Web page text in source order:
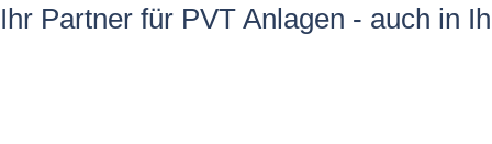
Ihr Partner für PVT Anlagen - auch in